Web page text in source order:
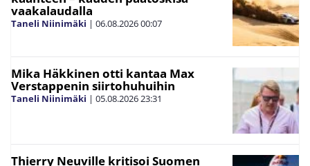
vaakalaudalla
Taneli Niinimäki | 06.08.202600:07
Mika Häkkinen otti kantaa Max
Verstappenin siirtohuhuihin
Taneli Niinimäki | 05.08.202623:31
Thierry Neuville kritisoi Suomen